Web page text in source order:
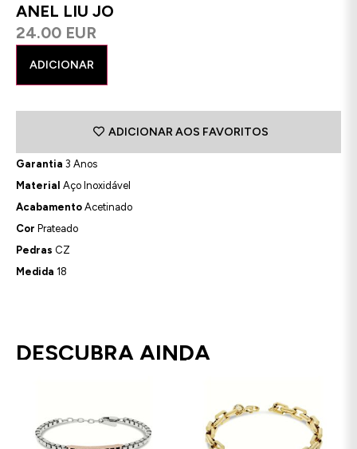
ANEL LIU JO
24.00 EUR
ADICIONAR
ADICIONAR AOS FAVORITOS
Garantia 3 Anos
Material Aço Inoxidável
Acabamento Acetinado
Cor Prateado
Pedras CZ
Medida 18
DESCUBRA AINDA